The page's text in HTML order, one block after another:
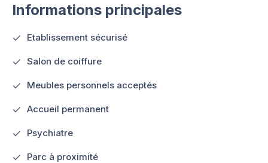
Informations principales
Etablissement sécurisé
Salon de coiffure
Meubles personnels acceptés
Accueil permanent
Psychiatre
Parc à proximité